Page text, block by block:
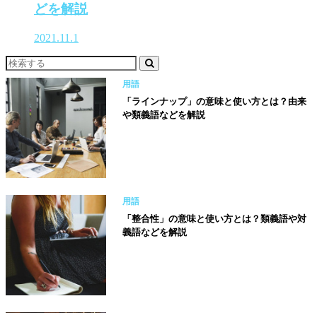
どを解説
2021.11.1
用語
「ラインナップ」の意味と使い方とは？由来
や類義語などを解説
用語
「整合性」の意味と使い方とは？類義語や対
義語などを解説